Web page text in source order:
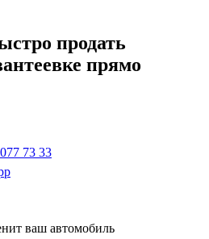
продать
прямо
73 33
ваш автомобиль